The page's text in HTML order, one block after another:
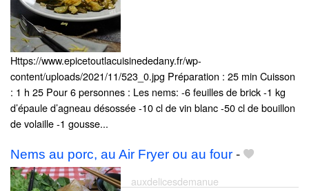
Https://www.epicetoutlacuisinededany.fr/wp-
content/uploads/2021/11/523_0.jpg Préparation : 25 min Cuisson
: 1 h 25 Pour 6 personnes : Les nems: -6 feuilles de brick -1 kg
d’épaule d’agneau désossée -10 cl de vin blanc -50 cl de bouillon
de volaille -1 gousse...
Nems au porc, au Air Fryer ou au four -
auxdelicesdemanue